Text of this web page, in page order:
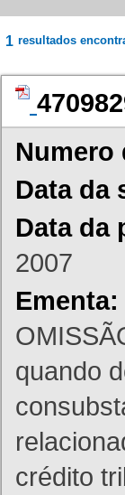
1 resultados
Numero
Data da
Data da
2007
Ementa:
quando
crédito